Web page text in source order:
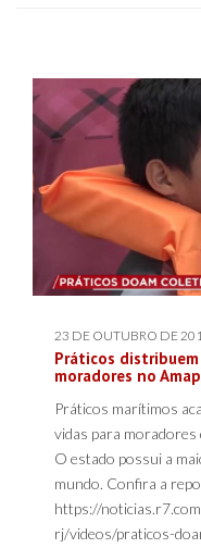
23 DE OUTUBRO DE
Práticos
moradores no
Práticos marítimos
vidas para moradores
O estado possui a
mundo. Confira a
https://
rj/videos/praticos-